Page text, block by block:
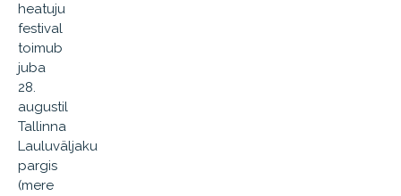
heatuju
festival
toimub
juba
28.
augustil
Tallinna
Lauluväljaku
pargis
(mere